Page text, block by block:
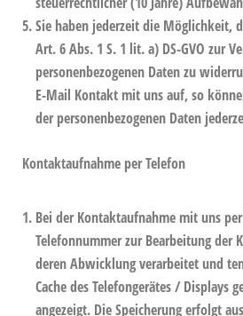
Sie haben jederzeit die Möglichkeit,
Art. 6 Abs. 1 S. 1 lit. a) DS-GVO zur
personenbezogenen Daten zu
E-Mail Kontakt mit uns auf, so
der personenbezogenen Daten
Kontaktaufnahme per Telefon
Bei der Kontaktaufnahme mit uns
Telefonnummer zur Bearbeitung der
deren Abwicklung verarbeitet und
Cache des Telefongerätes / Displays
angezeigt. Die Speicherung erfolgt